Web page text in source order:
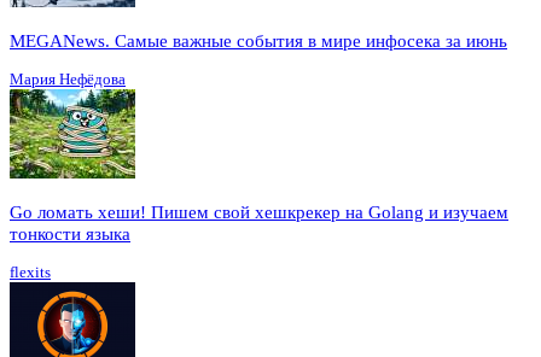
MEGANews. Cамые важные события в мире инфосека за июнь
Мария Нефёдова
Go ломать хеши! Пишем свой хешкрекер на Golang и изучаем
тонкости языка
flexits